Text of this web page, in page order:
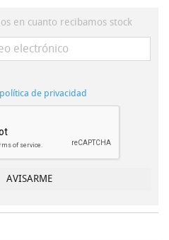
en cuanto recibamos stock
política de privacidad